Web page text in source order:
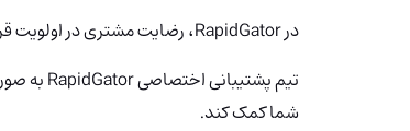
در RapidGator، رضایت مشتری در اولویت قرار دارد.
شما کمک کند.